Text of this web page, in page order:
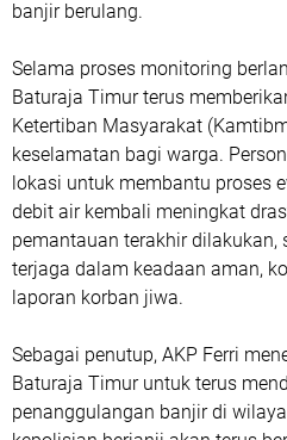
banjir berulang.
Selama proses monitoring
Baturaja Timur terus
Ketertiban Masyarakat
keselamatan bagi warga.
lokasi untuk membantu proses
debit air kembali meningkat
pemantauan terakhir dilakukan,
terjaga dalam keadaan aman,
laporan korban jiwa.
Sebagai penutup, AKP Ferri
Baturaja Timur untuk terus
penanggulangan banjir di